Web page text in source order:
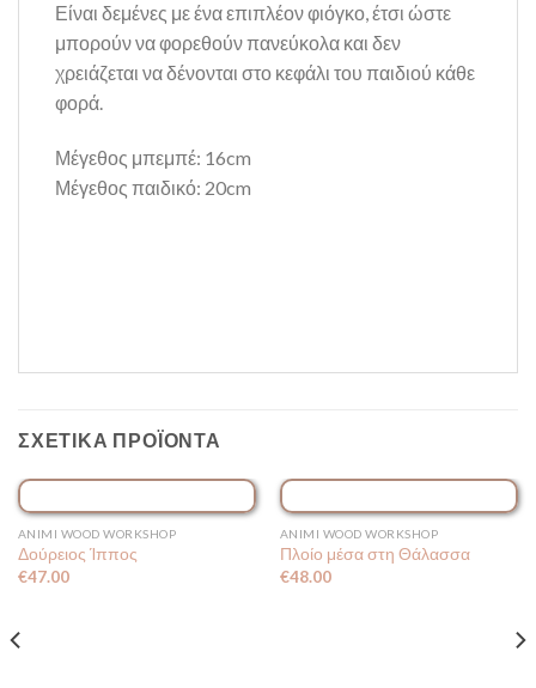
Είναι δεμένες με ένα επιπλέον φιόγκο, έτσι ώστε
μπορούν να φορεθούν πανεύκολα και δεν
χρειάζεται να δένονται στο κεφάλι του παιδιού κάθε
φορά.
Μέγεθος μπεμπέ: 16cm
Μέγεθος παιδικό: 20cm
ΣΧΕΤΙΚΆ ΠΡΟΪΌΝΤΑ
ΕΞΑΝΤΛΗΜΈΝΟ
ANIMI WOOD WORKSHOP
Δούρειος Ίππος
€47.00
ANIMI WOOD WORKSHOP
Πλοίο μέσα στη Θάλασσα
€48.00